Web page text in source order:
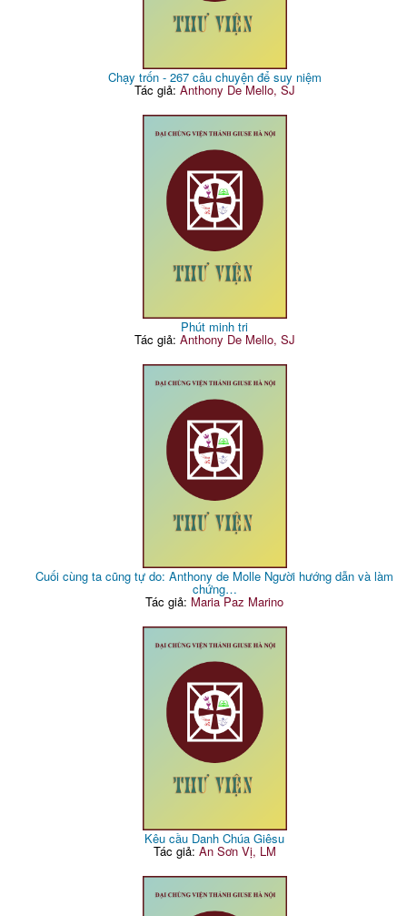
Chạy trốn - 267 câu chuyện để suy niệm
Tác giả: Anthony De Mello, SJ
Phút minh tri
Tác giả: Anthony De Mello, SJ
Cuối cùng ta cũng tự do: Anthony de Molle Người hướng dẫn và làm
chứng…
Tác giả: Maria Paz Marino
Kêu cầu Danh Chúa Giêsu
Tác giả: An Sơn Vị, LM